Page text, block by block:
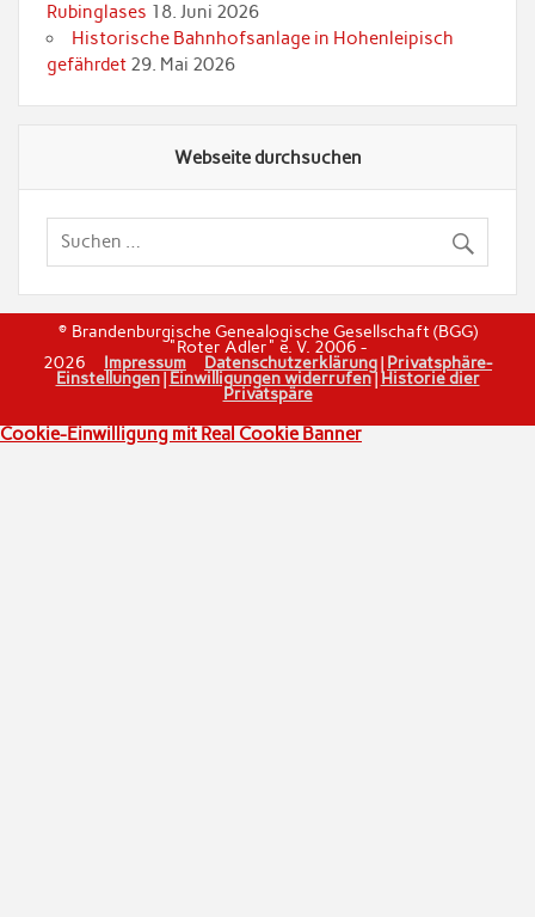
Rubinglases 18. Juni 2026
Historische Bahnhofsanlage in Hohenleipisch
gefährdet 29. Mai 2026
Webseite durchsuchen
© Brandenburgische Genealogische Gesellschaft (BGG)
"Roter Adler" e. V. 2006 -
2026 Impressum Datenschutzerklärung| Privatsphäre-
Einstellungen| Einwilligungen widerrufen|Historie dier
Privatspäre
Cookie-Einwilligung mit Real Cookie Banner